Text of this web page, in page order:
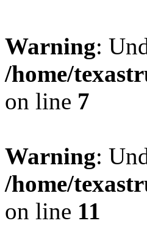
Warning:
/home/
on line 7
Warning:
/home/
on line 11